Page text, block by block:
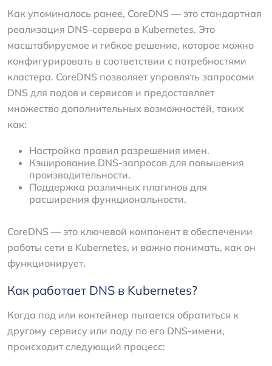
Как упоминалось ранее, CoreDNS — это стандартная
реализация DNS-сервера в Kubernetes. Это
масштабируемое и гибкое решение, которое можно
конфигурировать в соответствии с потребностями
кластера. CoreDNS позволяет управлять запросами
DNS для подов и сервисов и предоставляет
множество дополнительных возможностей, таких
как:
Настройка правил разрешения имен.
Кэширование DNS-запросов для повышения
производительности.
Поддержка различных плагинов для
расширения функциональности.
CoreDNS — это ключевой компонент в обеспечении
работы сети в Kubernetes, и важно понимать, как он
функционирует.
Как работает DNS в Kubernetes?
Когда под или контейнер пытается обратиться к
другому сервису или поду по его DNS-имени,
происходит следующий процесс: